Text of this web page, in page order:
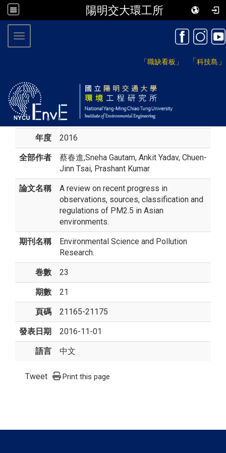
陽明交大環工所
「職缺看板」 「科技島 」
Toggle navigation
年度 2016
全部作者 蔡春進,Sneha Gautam, Ankit Yadav, Chuen-
Jinn Tsai, Prashant Kumar
論文名稱
A review on recent progress in
observations, sources, classification and
regulations of PM2.5 in Asian
environments.
期刊名稱
Environmental Science and Pollution
Research.
卷數 23
期數 21
頁碼 21165-21175
發表日期 2016-11-01
語言 中文
Tweet Print this page